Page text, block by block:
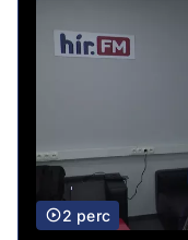
2 perc